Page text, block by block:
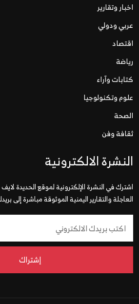
اخبار وتقارير
عربي ودولي
اقتصاد
رياضة
كتابات وآراء
علوم وتكنولوجيا
الصحة
ثقافة وفن
النشرة الالكترونية
اشترك في النشرة الإلكترونية لموقع الحديدة
العاجلة والتقارير اليمنية الموثوقة مباشرة إلى
إشتراك